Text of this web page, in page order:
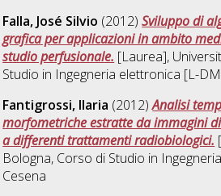
Falla, José Silvio (2012)Sviluppo di
grafica per applicazioni in ambito
studio perfusionale. [Laurea],
Studio in Ingegneria elettronica [L-
Fantigrossi, Ilaria (2012)Analisi
morfometriche estratte da immagini
a differenti trattamenti radiobiologici.
Bologna, Corso di Studio in
Cesena